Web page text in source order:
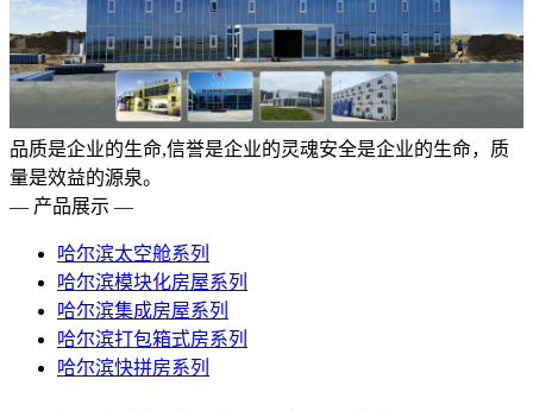
品质是企业的生命,信誉是企业的灵魂安全是企业的生命，质
量是效益的源泉。
— 产品展示 —
哈尔滨太空舱系列
哈尔滨模块化房屋系列
哈尔滨集成房屋系列
哈尔滨打包箱式房系列
哈尔滨快拼房系列